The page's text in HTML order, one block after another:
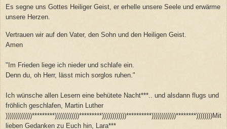
Es segne uns Gottes Heiliger Geist, er erhelle unsere Seele und erwärme
unsere Herzen.
Vertrauen wir auf den Vater, den Sohn und den Heiligen Geist.
Amen
"Im Frieden liege ich nieder und schlafe ein.
Denn du, oh Herr, lässt mich sorglos ruhen."
Ich wünsche allen Lesern eine behütete Nacht***.. und alsdann flugs und
fröhlich geschlafen, Martin Luther
)))))))))))))*********))))))))))))*********))))))))))))**********))))))))))))********))))))))Mit
lieben Gedanken zu Euch hin, Lara***